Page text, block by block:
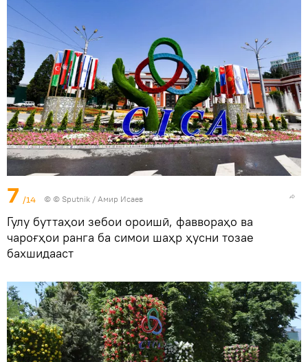
7 /14 © © Sputnik / Амир Исаев
Гулу буттаҳои зебои ороишӣ, фаввораҳо ва
чароғҳои ранга ба симои шаҳр ҳусни тозае
бахшидааст